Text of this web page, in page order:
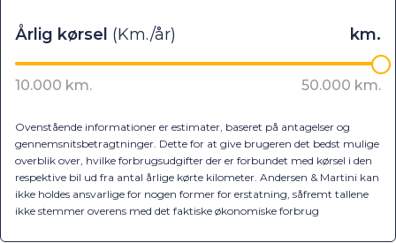
Ovenstående informationer er estimater, baseret på antagelser og
gennemsnitsbetragtninger. Dette for at give brugeren det bedst mulige
overblik over, hvilke forbrugsudgifter der er forbundet med kørsel i den
respektive bil ud fra antal årlige kørte kilometer. Andersen & Martini kan
ikke holdes ansvarlige for nogen former for erstatning, såfremt tallene
ikke stemmer overens med det faktiske økonomiske forbrug